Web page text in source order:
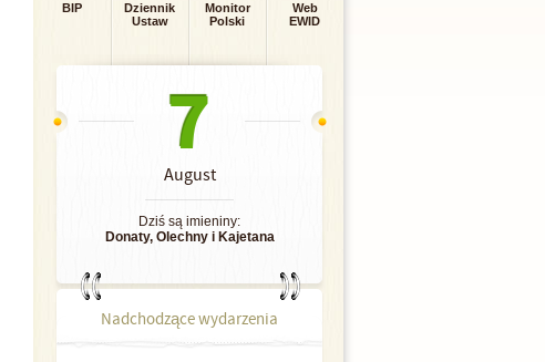
BIP
Dziennik
Ustaw
Monitor
Polski
Web
EWID
7
August
Dziś są imieniny:
Donaty, Olechnyi Kajetana
Nadchodzące wydarzenia